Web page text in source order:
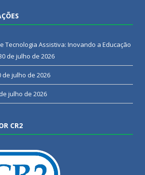
Tecnologia Assistiva: Inovando a Educação
de julho de 2026
de julho de 2026
julho de 2026
CR2